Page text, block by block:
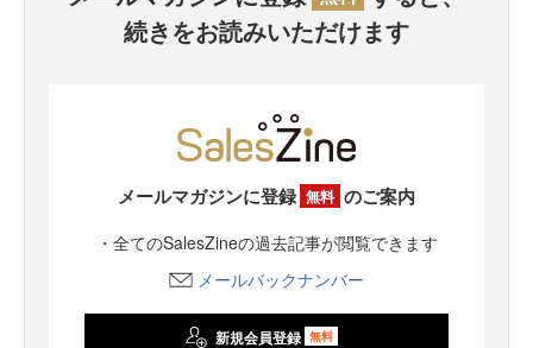
続きをお読みいただけます
メールマガジンに登録 無料 のご案内
・全てのSalesZineの過去記事が閲覧できます
メールバックナンバー
新規会員登録 無料